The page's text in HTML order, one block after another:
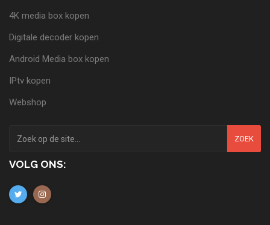
4K media box kopen
Digitale decoder kopen
Android Media box kopen
IPtv kopen
Webshop
ZOEK
VOLG ONS: